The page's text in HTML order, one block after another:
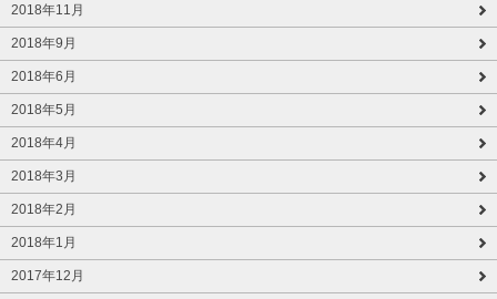
2018年11月
2018年9月
2018年6月
2018年5月
2018年4月
2018年3月
2018年2月
2018年1月
2017年12月